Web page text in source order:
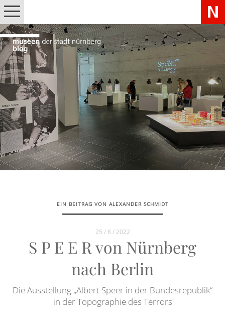
EIN BEITRAG VON ALEXANDER SCHMIDT
25 / 8 / 2022
S P E E R von Nürnberg
nach Berlin
Die Ausstellung „Albert Speer in der Bundesrepublik“
in der Topographie des Terrors